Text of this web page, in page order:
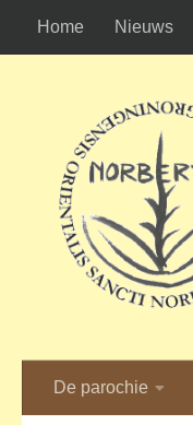
Ga naar de inhoud
Home Nieuws
De parochie